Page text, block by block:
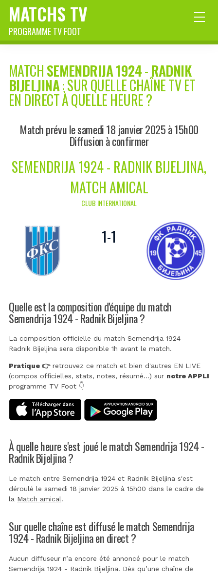
MATCHS TV
PROGRAMME TV FOOT
MATCHSEMENDRIJA 1924-RADNIK
BIJELJINA: SUR QUELLE CHAÎNE TV ET
EN DIRECT À QUELLE HEURE ?
Match prévu le samedi 18 janvier 2025 à 15h00
Diffusion à confirmer
SEMENDRIJA 1924 - RADNIK BIJELJINA,
MATCH AMICAL
CLUB INTERNATIONAL
1-1
Quelle est la composition d'équipe du match
Semendrija 1924 - Radnik Bijeljina ?
La composition officielle du match Semendrija 1924 -
Radnik Bijeljina sera disponible 1h avant le match.
Pratique 👉retrouvez ce match et bien d'autres EN LIVE
(compos officielles, stats, notes, résumé...) sur notre APPLI
programme TV Foot 👇
À quelle heure s'est joué le match Semendrija 1924 -
Radnik Bijeljina ?
Le match entre Semendrija 1924 et Radnik Bijeljina s'est
déroulé le samedi 18 janvier 2025 à 15h00 dans le cadre de
la Match amical.
Sur quelle chaîne est diffusé le match Semendrija
1924 - Radnik Bijeljina en direct ?
Aucun diffuseur n’a encore été annoncé pour le match
Semendrija 1924 - Radnik Bijeljina. Dès qu’une chaîne de